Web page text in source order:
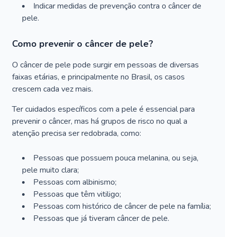
Indicar medidas de prevenção contra o câncer de
pele.
Como prevenir o câncer de pele?
O câncer de pele pode surgir em pessoas de diversas
faixas etárias, e principalmente no Brasil, os casos
crescem cada vez mais.
Ter cuidados específicos com a pele é essencial para
prevenir o câncer, mas há grupos de risco no qual a
atenção precisa ser redobrada, como:
Pessoas que possuem pouca melanina, ou seja,
pele muito clara;
Pessoas com albinismo;
Pessoas que têm vitiligo;
Pessoas com histórico de câncer de pele na família;
Pessoas que já tiveram câncer de pele.